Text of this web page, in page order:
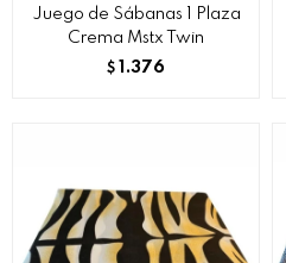
Juego de Sábanas 1 Plaza
Crema Mstx Twin
$ 1.376